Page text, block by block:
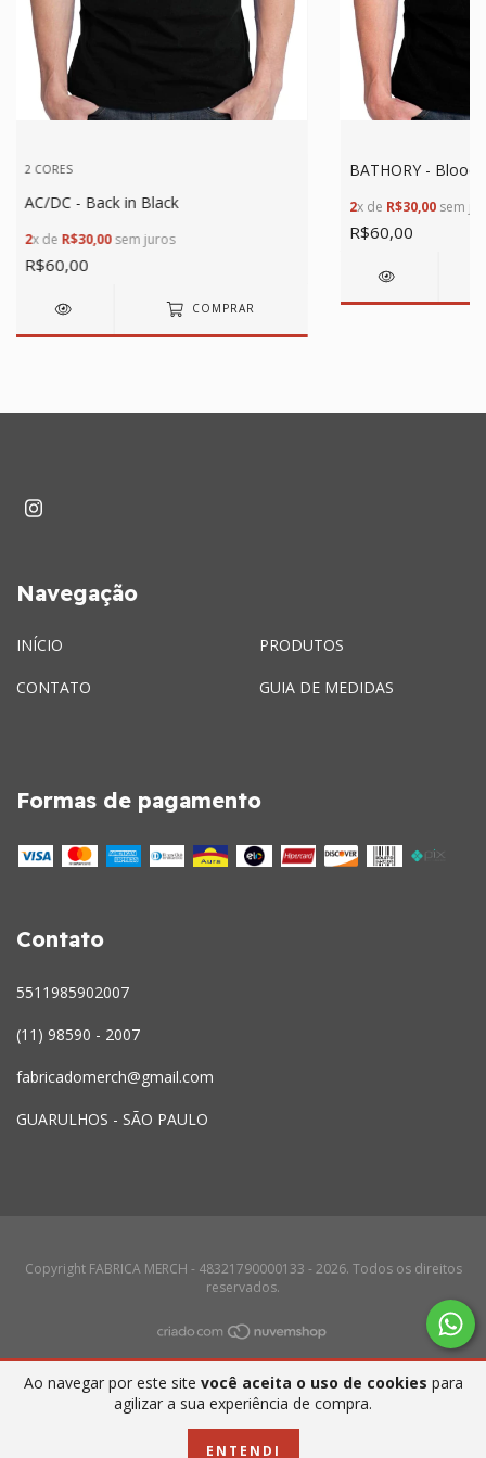
Ao navegar por este site você aceita o uso de cookies para
agilizar a sua experiência de compra.
ENTENDI
2 CORES
AC/DC - Back in Black
2x de R$30,00sem juros
R$60,00
COMPRAR
BATHORY - Blood
2x de R$30,00sem
R$60,00
Navegação
INÍCIO PRODUTOS
CONTATO GUIA DE MEDIDAS
Formas de pagamento
Contato
5511985902007
(11) 98590 - 2007
fabricadomerch@gmail.com
GUARULHOS - SÃO PAULO
Copyright FABRICA MERCH - 48321790000133 - 2026. Todos os direitos
reservados.